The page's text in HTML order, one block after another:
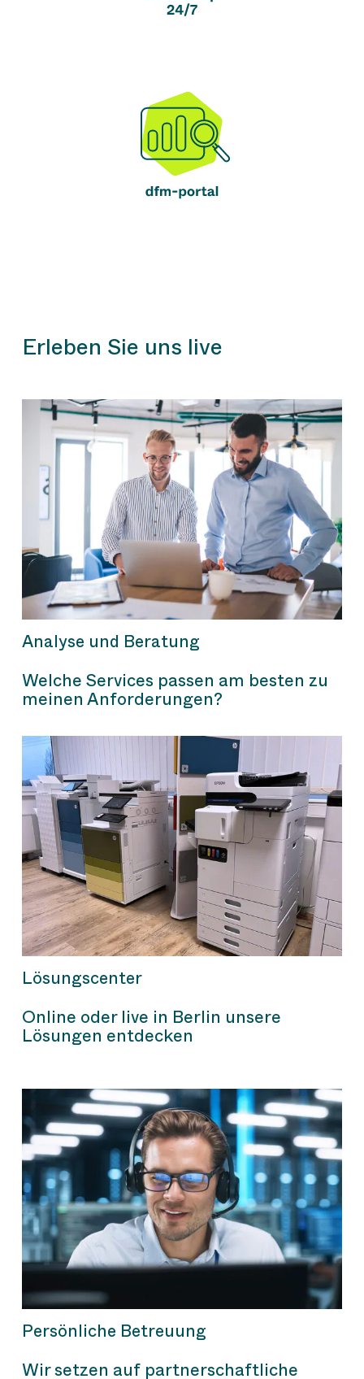
Erleben Sie uns live
Analyse und Beratung
Welche Services passen am besten zu
meinen Anforderungen?
Lösungscenter
Online oder live in Berlin unsere
Lösungen entdecken
Persönliche Betreuung
Wir setzen auf partnerschaftliche